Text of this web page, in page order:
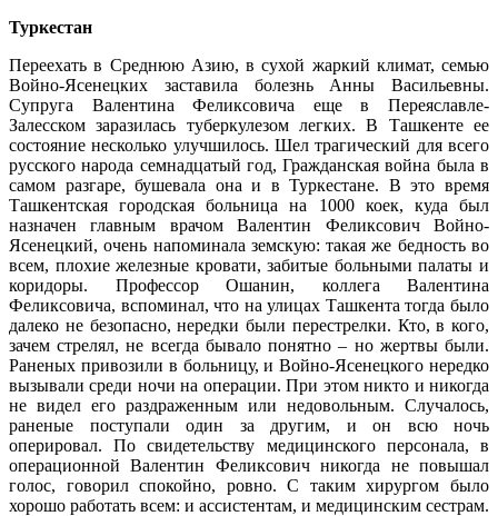
Туркестан
Переехать в Среднюю Азию, в сухой жаркий климат, семью
Войно-Ясенецких заставила болезнь Анны Васильевны.
Супруга Валентина Феликсовича еще в Переяславле-
Залесском заразилась туберкулезом легких. В Ташкенте ее
состояние несколько улучшилось. Шел трагический для всего
русского народа семнадцатый год, Гражданская война была в
самом разгаре, бушевала она и в Туркестане. В это время
Ташкентская городская больница на 1000 коек, куда был
назначен главным врачом Валентин Феликсович Войно-
Ясенецкий, очень напоминала земскую: такая же бедность во
всем, плохие железные кровати, забитые больными палаты и
коридоры. Профессор Ошанин, коллега Валентина
Феликсовича, вспоминал, что на улицах Ташкента тогда было
далеко не безопасно, нередки были перестрелки. Кто, в кого,
зачем стрелял, не всегда бывало понятно – но жертвы были.
Раненых привозили в больницу, и Войно-Ясенецкого нередко
вызывали среди ночи на операции. При этом никто и никогда
не видел его раздраженным или недовольным. Случалось,
раненые поступали один за другим, и он всю ночь
оперировал. По свидетельству медицинского персонала, в
операционной Валентин Феликсович никогда не повышал
голос, говорил спокойно, ровно. С таким хирургом было
хорошо работать всем: и ассистентам, и медицинским сестрам.